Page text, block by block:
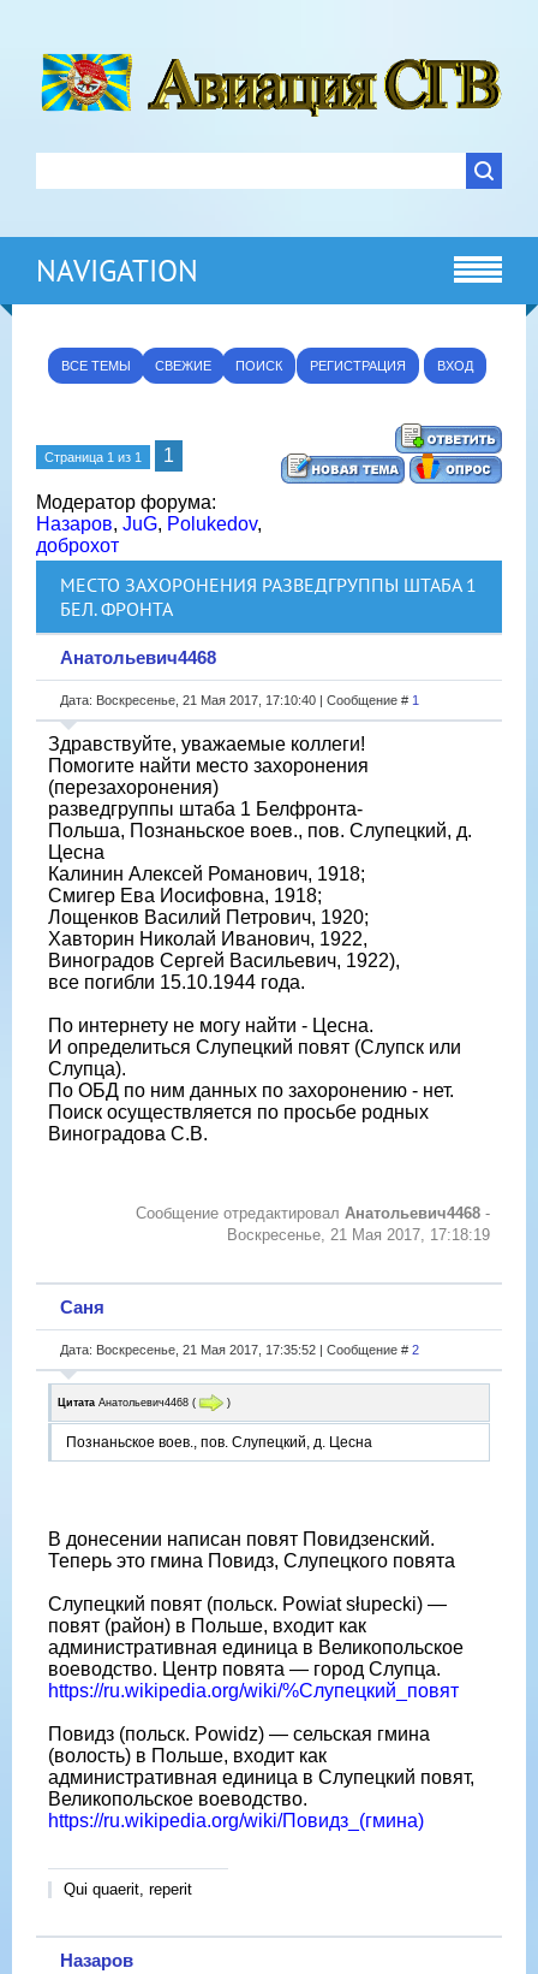
NAVIGATION
ВСЕ ТЕМЫ СВЕЖИЕ ПОИСК РЕГИСТРАЦИЯ ВХОД
Страница 1 из 1 1
Модератор форума:
Назаров, JuG, Polukedov,
доброхот
МЕСТО ЗАХОРОНЕНИЯ РАЗВЕДГРУППЫ ШТАБА 1
БЕЛ. ФРОНТА
Анатольевич4468
Дата: Воскресенье, 21 Мая 2017, 17:10:40 | Сообщение # 1
Здравствуйте, уважаемые коллеги!
Помогите найти место захоронения
(перезахоронения)
разведгруппы штаба 1 Белфронта-
Польша, Познаньское воев., пов. Слупецкий, д.
Цесна
Калинин Алексей Романович, 1918;
Смигер Ева Иосифовна, 1918;
Лощенков Василий Петрович, 1920;
Хавторин Николай Иванович, 1922,
Виноградов Сергей Васильевич, 1922),
все погибли 15.10.1944 года.
По интернету не могу найти - Цесна.
И определиться Слупецкий повят (Слупск или
Слупца).
По ОБД по ним данных по захоронению - нет.
Поиск осуществляется по просьбе родных
Виноградова С.В.
Сообщение отредактировал Анатольевич4468 -
Воскресенье, 21 Мая 2017, 17:18:19
Саня
Дата: Воскресенье, 21 Мая 2017, 17:35:52 | Сообщение # 2
Цитата Анатольевич4468 ( )
Познаньское воев., пов. Слупецкий, д. Цесна
В донесении написан повят Повидзенский.
Теперь это гмина Повидз, Слупецкого повята
Слупецкий повят (польск. Powiat słupecki) —
повят (район) в Польше, входит как
административная единица в Великопольское
воеводство. Центр повята — город Слупца.
https://ru.wikipedia.org/wiki/%Слупецкий_повят
Повидз (польск. Powidz) — сельская гмина
(волость) в Польше, входит как
административная единица в Слупецкий повят,
Великопольское воеводство.
https://ru.wikipedia.org/wiki/Повидз_(гмина)
Qui quaerit, reperit
Назаров